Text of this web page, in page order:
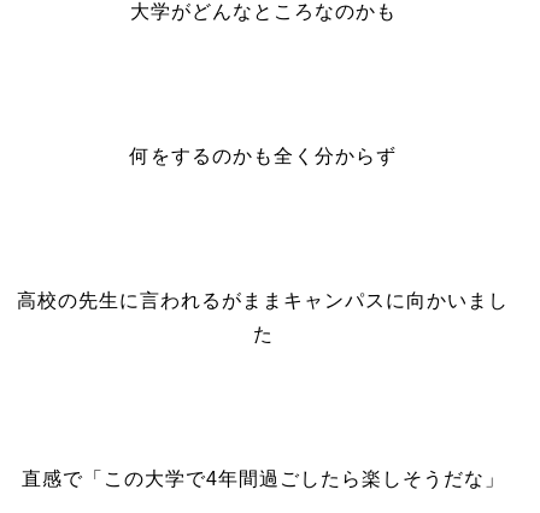
大学がどんなところなのかも
何をするのかも全く分からず
高校の先生に言われるがままキャンパスに向かいまし
た
直感で「この大学で4年間過ごしたら楽しそうだな」